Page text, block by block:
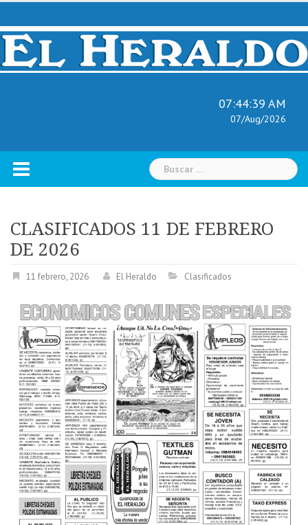
Skip
content
07:44:40 AM
07/Aug/2026
Buscar:
CLASIFICADOS 11 DE FEBRERO
DE 2026
11 febrero, 2026 El Heraldo Clasificados